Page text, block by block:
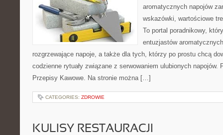
aromatycznych napojów
wskazówki, wartościowe
To portal poradnikowy,
entuzjastów
rozgrzewające napoje, a także dla tych, którzy po prostu chcą
codzienne rytuały związane z serwowaniem ulubionych napojów.
Przepisy Kawowe. Na stronie można […]
CATEGORIES: ZDROWIE
KULISY RESTAURACJI